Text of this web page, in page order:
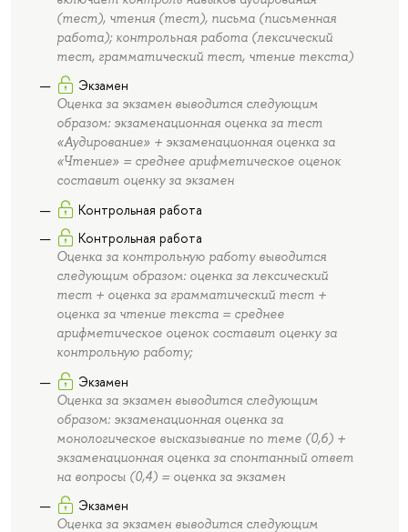
(тест), чтения (тест), письма (письменная
работа); контрольная работа (лексический
тест, грамматический тест, чтение текста)
Экзамен
Оценка за экзамен выводится следующим
образом: экзаменационная оценка за тест
«Аудирование» + экзаменационная оценка за
«Чтение» = среднее арифметическое оценок
составит оценку за экзамен
Контрольная работа
Контрольная работа
Оценка за контрольную работу выводится
следующим образом: оценка за лексический
тест + оценка за грамматический тест +
оценка за чтение текста = среднее
арифметическое оценок составит оценку за
контрольную работу;
Экзамен
Оценка за экзамен выводится следующим
образом: экзаменационная оценка за
монологическое высказывание по теме (0,6) +
экзаменационная оценка за спонтанный ответ
на вопросы (0,4) = оценка за экзамен
Экзамен
Оценка за экзамен выводится следующим